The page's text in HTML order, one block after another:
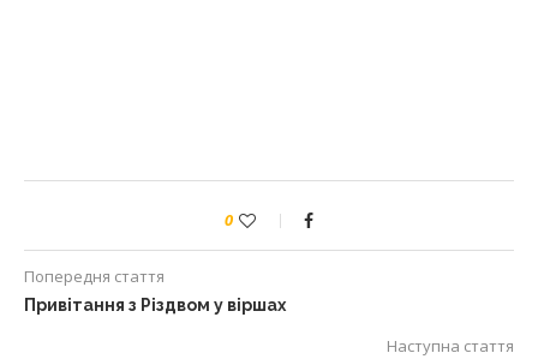
0
Попередня стаття
Привітання з Різдвом у віршах
Наступна стаття